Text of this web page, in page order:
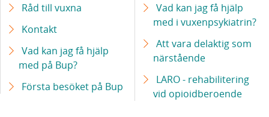
Råd till vuxna
Kontakt
Vad kan jag få hjälp
med på Bup?
Första besöket på Bup
Vad kan jag få hjälp
med i vuxenpsykiatrin?
Att vara delaktig som
närstående
LARO - rehabilitering
vid opioidberoende